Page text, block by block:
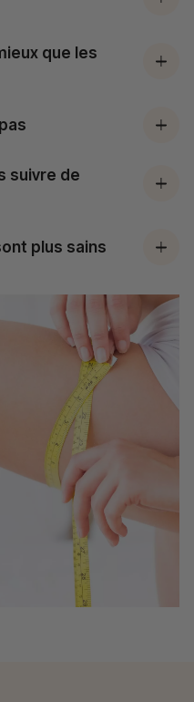
que les
suivre de
plus sains